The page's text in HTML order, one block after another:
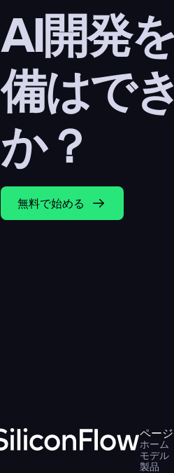
AI開発
備はで
か？
無料で始める
ページ
ホーム
モデル
製品